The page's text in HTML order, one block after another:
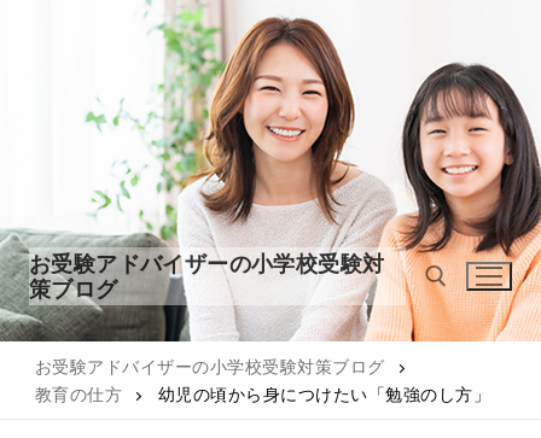
キ
ッ
プ
お受験アドバイザーの小学校受験対
策ブログ
検索:
お受験アドバイザーの小学校受験対策ブログ
教育の仕方
幼児の頃から身につけたい「勉強のし方」